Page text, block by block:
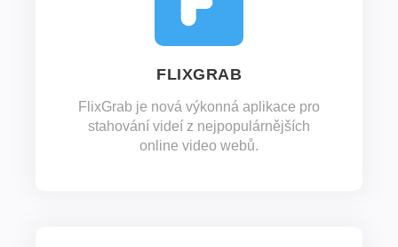
FLIXGRAB
FlixGrab je nová výkonná aplikace pro
stahování videí z nejpopulárnějších
online video webů.